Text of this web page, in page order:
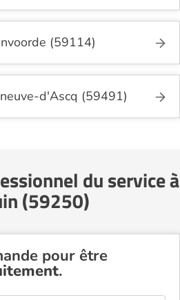
(59114)
d'Ascq (59491)
du service à
(59250)
pour être
.